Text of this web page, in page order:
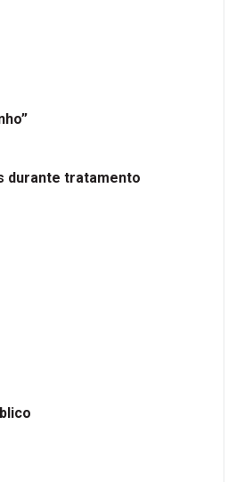
durante tratamento